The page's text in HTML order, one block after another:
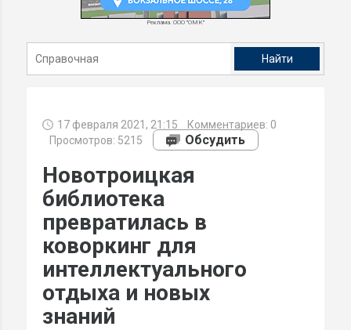
Реклама. ООО "ОМК"
17 февраля 2021, 21:15 Комментариев: 0
Просмотров: 5215
Обсудить
Новотроицкая
библиотека
превратилась в
коворкинг для
интеллектуального
отдыха и новых
знаний